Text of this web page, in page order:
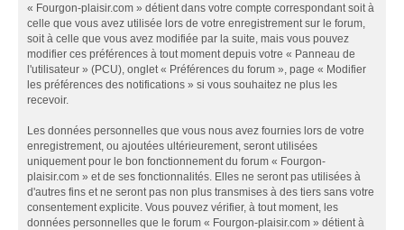
« Fourgon-plaisir.com » détient dans votre compte correspondant soit à
celle que vous avez utilisée lors de votre enregistrement sur le forum,
soit à celle que vous avez modifiée par la suite, mais vous pouvez
modifier ces préférences à tout moment depuis votre « Panneau de
l'utilisateur » (PCU), onglet « Préférences du forum », page « Modifier
les préférences des notifications » si vous souhaitez ne plus les
recevoir.
Les données personnelles que vous nous avez fournies lors de votre
enregistrement, ou ajoutées ultérieurement, seront utilisées
uniquement pour le bon fonctionnement du forum « Fourgon-
plaisir.com » et de ses fonctionnalités. Elles ne seront pas utilisées à
d'autres fins et ne seront pas non plus transmises à des tiers sans votre
consentement explicite. Vous pouvez vérifier, à tout moment, les
données personnelles que le forum « Fourgon-plaisir.com » détient à